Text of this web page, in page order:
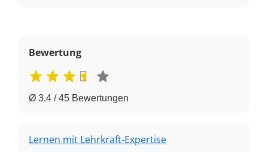
Bewertung
Ø 3.4 / 45 Bewertungen
Lernen mit Lehrkraft-Expertise